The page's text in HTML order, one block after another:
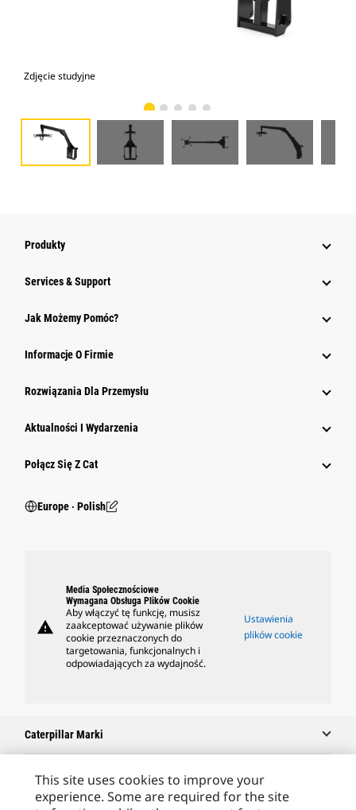
Zdjęcie studyjne
Produkty
Services & Support
Jak Możemy Pomóc?
Informacje O Firmie
Rozwiązania Dla Przemysłu
Aktualności I Wydarzenia
Połącz Się Z Cat
Europe ‧ Polish
warning
Media Społecznościowe
Wymagana Obsługa Plików Cookie
Aby włączyć tę funkcję, musisz
zaakceptować używanie plików
cookie przeznaczonych do
targetowania, funkcjonalnych i
odpowiadających za wydajność.
Ustawienia
plików cookie
Caterpillar Marki
Caterpillar.com
This site uses cookies to improve your
experience. Some are required for the site